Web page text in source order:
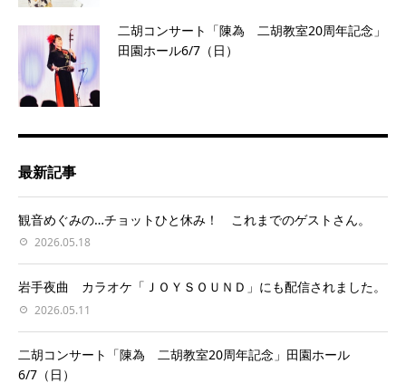
二胡コンサート「陳為 二胡教室20周年記念」
田園ホール6/7（日）
最新記事
観音めぐみの…チョットひと休み！ これまでのゲストさん。
2026.05.18
岩手夜曲 カラオケ「ＪＯＹＳＯＵＮＤ」にも配信されました。
2026.05.11
二胡コンサート「陳為 二胡教室20周年記念」田園ホール
6/7（日）